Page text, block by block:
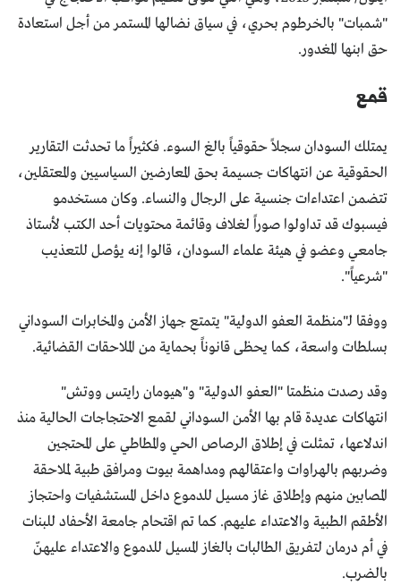
"شمبات" بالخرطوم بحري، في سياق نضالها المستمر من أجل استعادة
حق ابنها المغدور.
قمع
يمتلك السودان سجلاً حقوقياً بالغ السوء. فكثيراً ما تحدثت التقارير
الحقوقية عن انتهاكات جسيمة بحق المعارضين السياسيين والمعتقلين،
تتضمن اعتداءات جنسية على الرجال والنساء. وكان مستخدمو
فيسبوك قد تداولوا صوراً لغلاف وقائمة محتويات أحد الكتب لأستاذ
جامعي وعضو في هيئة علماء السودان، قالوا إنه يؤصل للتعذيب
"شرعياً".
ووفقا لـ"منظمة العفو الدولية" يتمتع جهاز الأمن والمخابرات السوداني
بسلطات واسعة، كما يحظى قانوناً بحماية من الملاحقات القضائية.
وقد رصدت منظمتا "العفو الدولية" و"هيومان رايتس ووتش"
انتهاكات عديدة قام بها الأمن السوداني لقمع الاحتجاجات الحالية منذ
اندلاعها، تمثلت في إطلاق الرصاص الحي والمطاطي على المحتجين
وضربهم بالهراوات واعتقالهم ومداهمة بيوت ومرافق طبية لملاحقة
المصابين منهم وإطلاق غاز مسيل للدموع داخل المستشفيات واحتجاز
الأطقم الطبية والاعتداء عليهم. كما تم اقتحام جامعة الأحفاد للبنات
في أم درمان لتفريق الطالبات بالغاز المسيل للدموع والاعتداء عليهنّ
بالضرب.